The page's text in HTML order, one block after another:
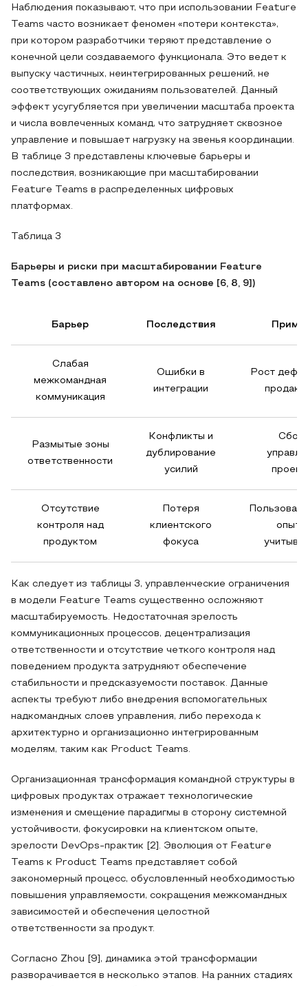
Наблюдения показывают, что при использовании Feature
Teams часто возникает феномен «потери контекста»,
при котором разработчики теряют представление о
конечной цели создаваемого функционала. Это ведет к
выпуску частичных, неинтегрированных решений, не
соответствующих ожиданиям пользователей. Данный
эффект усугубляется при увеличении масштаба проекта
и числа вовлеченных команд, что затрудняет сквозное
управление и повышает нагрузку на звенья координации.
В таблице 3 представлены ключевые барьеры и
последствия, возникающие при масштабировании
Feature Teams в распределенных цифровых
платформах.
Таблица 3
Барьеры и риски при масштабировании Feature
Teams (составлено автором на основе [6, 8, 9])
Барьер Последствия
Слабая
межкомандная
коммуникация
Ошибки в
интеграции
Рост
Размытые зоны
ответственности
Конфликты и
дублирование
усилий
Сбои
Отсутствие
контроля над
продуктом
Потеря
клиентского
фокуса
опыт
Как следует из таблицы 3, управленческие ограничения
в модели Feature Teams существенно осложняют
масштабируемость. Недостаточная зрелость
коммуникационных процессов, децентрализация
ответственности и отсутствие четкого контроля над
поведением продукта затрудняют обеспечение
стабильности и предсказуемости поставок. Данные
аспекты требуют либо внедрения вспомогательных
надкомандных слоев управления, либо перехода к
архитектурно и организационно интегрированным
моделям, таким как Product Teams.
Организационная трансформация командной структуры в
цифровых продуктах отражает технологические
изменения и смещение парадигмы в сторону системной
устойчивости, фокусировки на клиентском опыте,
зрелости DevOps-практик [2]. Эволюция от Feature
Teams к Product Teams представляет собой
закономерный процесс, обусловленный необходимостью
повышения управляемости, сокращения межкомандных
зависимостей и обеспечения целостной
ответственности за продукт.
Согласно Zhou [9], динамика этой трансформации
разворачивается в несколько этапов. На ранних стадиях